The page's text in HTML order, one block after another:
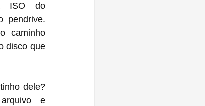
ISO do
pendrive.
caminho
disco que
dele?
e